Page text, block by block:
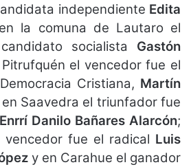
independiente Edita
la comuna de Lautaro el
socialista Gastón
el vencedor fue el
Cristiana, Martín
en Saavedra el triunfador fue
Enrrí Danilo Bañares Alarcón;
vencedor fue el radical Luis
y en Carahue el ganador